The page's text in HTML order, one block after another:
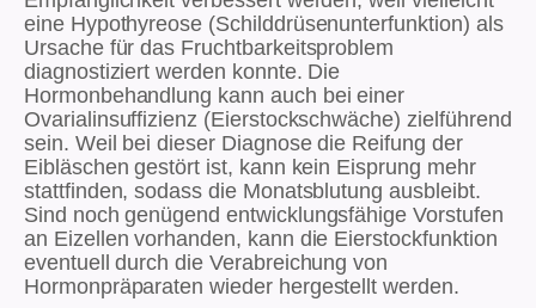
eine Hypothyreose (Schilddrüsenunterfunktion) als
Ursache für das Fruchtbarkeitsproblem
diagnostiziert werden konnte. Die
Hormonbehandlung kann auch bei einer
Ovarialinsuffizienz (Eierstockschwäche) zielführend
sein. Weil bei dieser Diagnose die Reifung der
Eibläschen gestört ist, kann kein Eisprung mehr
stattfinden, sodass die Monatsblutung ausbleibt.
Sind noch genügend entwicklungsfähige Vorstufen
an Eizellen vorhanden, kann die Eierstockfunktion
eventuell durch die Verabreichung von
Hormonpräparaten wieder hergestellt werden.